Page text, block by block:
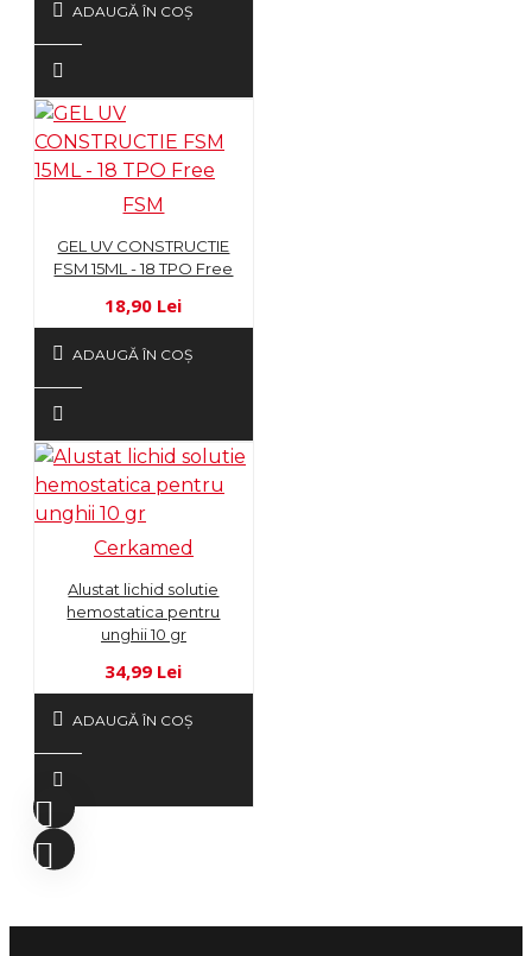
ADAUGĂ ÎN COŞ
FSM
GEL UV CONSTRUCTIE
FSM 15ML - 18 TPO Free
18,90 Lei
ADAUGĂ ÎN COŞ
Cerkamed
Alustat lichid solutie
hemostatica pentru
unghii 10 gr
34,99 Lei
ADAUGĂ ÎN COŞ